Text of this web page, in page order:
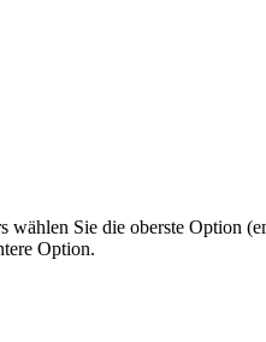
Sie die oberste Option
Option.